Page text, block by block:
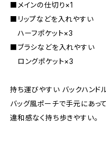
■メインの仕切り×1
■リップなどを入れやすい
ハーフポケット×3
■ブラシなどを入れやすい
ロングポケット×3
持ち運びやすい バックハンド
バッグ風ポーチで手元にあっ
違和感なく持ち歩きやすい。